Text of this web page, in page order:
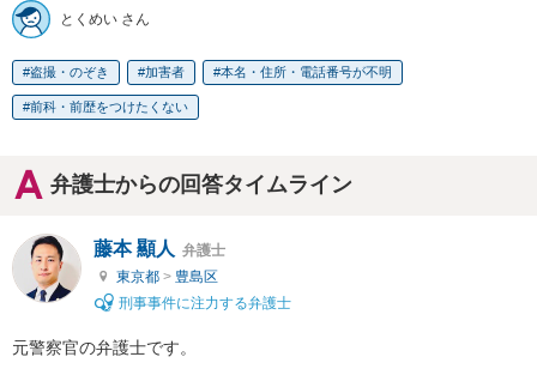
とくめい さん
盗撮・のぞき 加害者 本名・住所・電話番号が不明
前科・前歴をつけたくない
弁護士からの回答タイムライン
藤本 顯人 弁護士
東京都 > 豊島区
刑事事件に注力する弁護士
元警察官の弁護士です。